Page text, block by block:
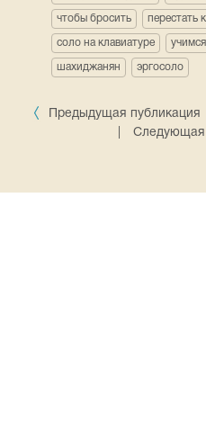
чтобы бросить перестать
соло на клавиатуре
шахиджанян эргосоло
Предыдущая публикация
Следующая